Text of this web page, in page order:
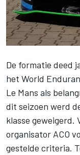
De formatie deed
het World
Le Mans als
dit seizoen werd
klasse geweigerd.
organisator ACO
gestelde criteria.